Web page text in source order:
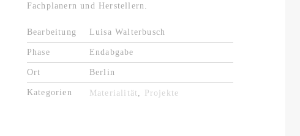
Fach­pla­nern und Her­stel­lern.
Be­ar­bei­tung Luisa Wal­ter­busch
Phase End­ab­ga­be
Ort Ber­lin
Ka­te­go­ri­en Ma­te­ria­li­tät , Pro­jek­te